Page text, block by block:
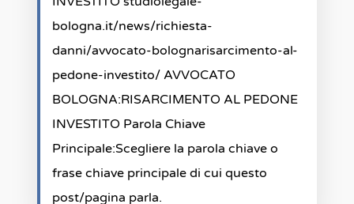
bologna.it/news/richiesta-
danni/avvocato-bolognarisarcimento-al-
pedone-investito/ AVVOCATO
BOLOGNA:RISARCIMENTO AL PEDONE
INVESTITO Parola Chiave
Principale:Scegliere la parola chiave o
frase chiave principale di cui questo
post/pagina parla.